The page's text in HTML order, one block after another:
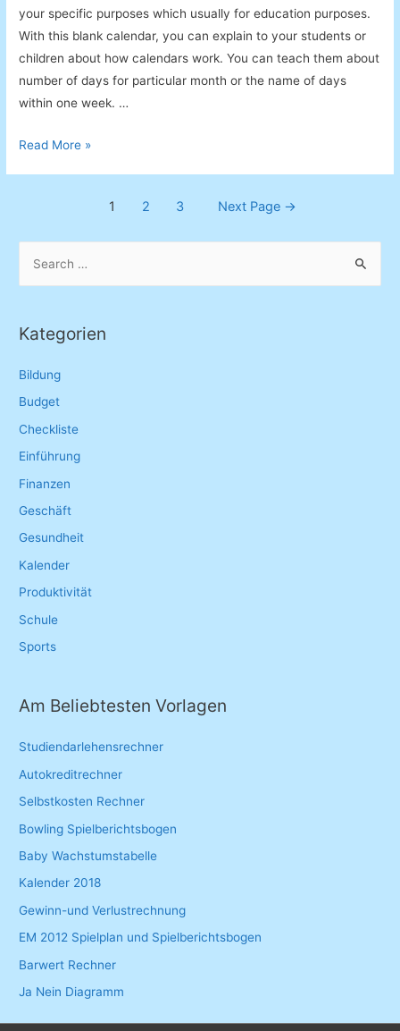
your specific purposes which usually for education purposes.
With this blank calendar, you can explain to your students or
children about how calendars work. You can teach them about
number of days for particular month or the name of days
within one week. …
Kalender
Read More »
navigation
1 2 3 Next Page →
r
h
f
o
Kategorien
Bildung
Budget
Checkliste
Einführung
Finanzen
Geschäft
Gesundheit
Kalender
Produktivität
Schule
Sports
Am Beliebtesten Vorlagen
Studiendarlehensrechner
Autokreditrechner
Selbstkosten Rechner
Bowling Spielberichtsbogen
Baby Wachstumstabelle
Kalender 2018
Gewinn-und Verlustrechnung
EM 2012 Spielplan und Spielberichtsbogen
Barwert Rechner
Ja Nein Diagramm